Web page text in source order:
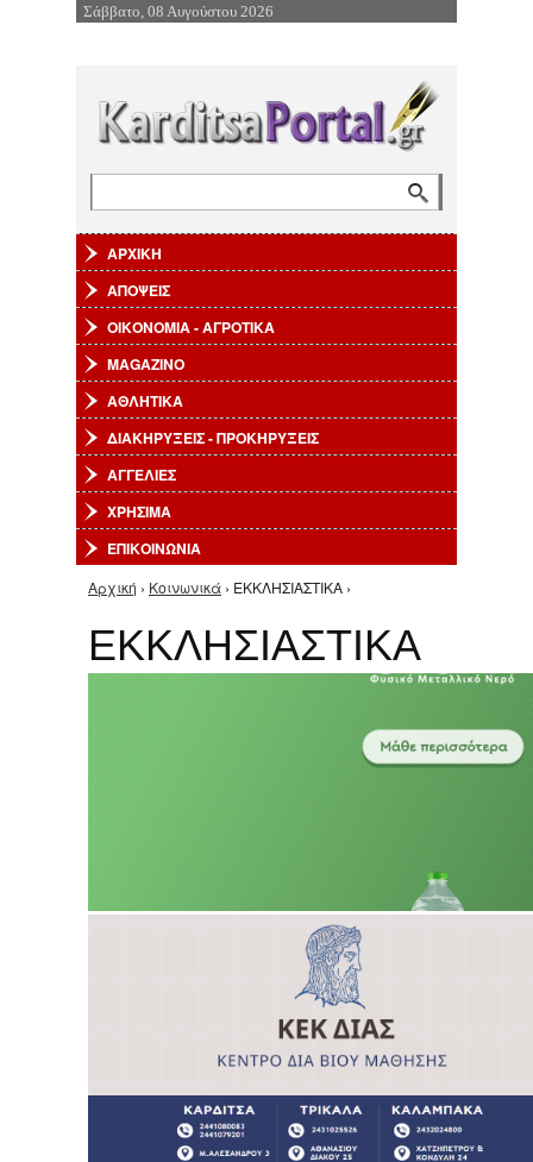
Επιστροφή στην Πλοήγηση
Σάββατο, 08 Αυγούστου 2026
ΑΡΧΙΚΗ
ΑΠΟΨΕΙΣ
ΟΙΚΟΝΟΜΙΑ - ΑΓΡΟΤΙΚΑ
MAGAZINO
ΑΘΛΗΤΙΚΑ
ΔΙΑΚΗΡΥΞΕΙΣ - ΠΡΟΚΗΡΥΞΕΙΣ
ΑΓΓΕΛΙΕΣ
ΧΡΗΣΙΜΑ
ΕΠΙΚΟΙΝΩΝΙΑ
Είστε εδώ
Αρχική › Κοινωνικά › ΕΚΚΛΗΣΙΑΣΤΙΚΑ ›
ΕΚΚΛΗΣΙΑΣΤΙΚΑ